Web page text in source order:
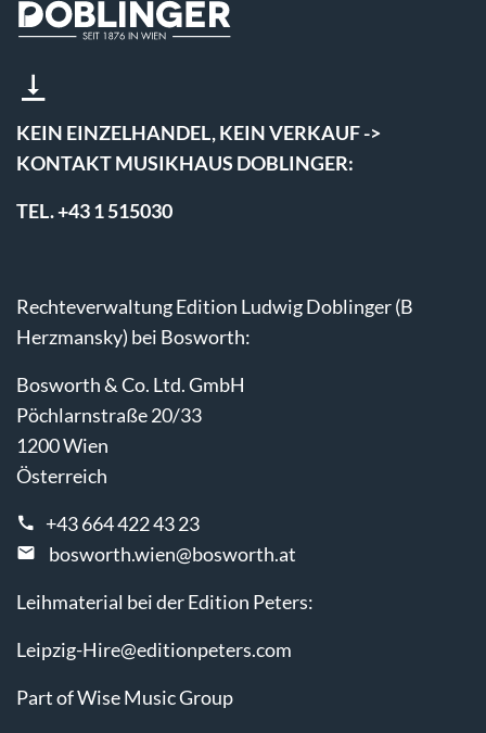
KEIN EINZELHANDEL, KEIN VERKAUF ->
KONTAKT MUSIKHAUS DOBLINGER:
TEL. +43 1 515030
Rechteverwaltung Edition Ludwig Doblinger (B
Herzmansky) bei Bosworth:
Bosworth & Co. Ltd. GmbH
Pöchlarnstraße 20/33
1200 Wien
Österreich
+43 664 422 43 23
bosworth.wien@bosworth.at
Leihmaterial bei der Edition Peters:
Leipzig-Hire@editionpeters.com
Part of Wise Music Group